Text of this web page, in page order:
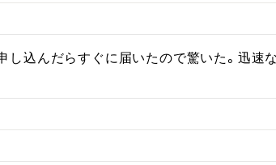
し込んだらすぐに届いたので驚いた。迅速